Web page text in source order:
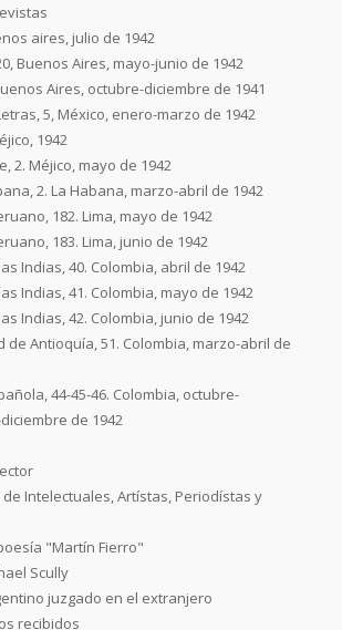
aires, julio de 1942
Buenos Aires, mayo-junio de 1942
Aires, octubre-diciembre de 1941
5, México, enero-marzo de 1942
1942
2. Méjico, mayo de 1942
2. La Habana, marzo-abril de 1942
182. Lima, mayo de 1942
183. Lima, junio de 1942
Indias, 40. Colombia, abril de 1942
Indias, 41. Colombia, mayo de 1942
Indias, 42. Colombia, junio de 1942
de Antioquía, 51. Colombia, marzo-abril de
44-45-46. Colombia, octubre-
de 1942
Intelectuales, Artístas, Periodístas y
"Martín Fierro"
Scully
juzgado en el extranjero
recibidos